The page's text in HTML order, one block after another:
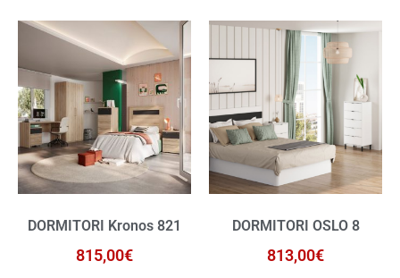
DORMITORI Kronos 821
815,00€
DORMITORI OSLO 8
813,00€